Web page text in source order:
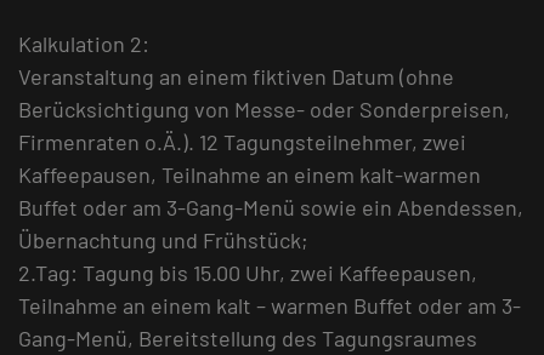
Kalkulation 2:
Veranstaltung an einem fiktiven Datum (ohne
Berücksichtigung von Messe- oder Sonderpreisen,
Firmenraten o.Ä.). 12 Tagungsteilnehmer, zwei
Kaffeepausen, Teilnahme an einem kalt-warmen
Buffet oder am 3-Gang-Menü sowie ein Abendessen,
Übernachtung und Frühstück;
2.Tag: Tagung bis 15.00 Uhr, zwei Kaffeepausen,
Teilnahme an einem kalt – warmen Buffet oder am 3-
Gang-Menü, Bereitstellung des Tagungsraumes